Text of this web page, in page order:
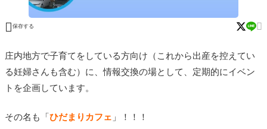
 保存する 
庄内地方で子育てをしている方向け（これから出産を控えてい
る妊婦さんも含む）に、情報交換の場として、定期的にイベン
トを企画しています。
その名も「 ひだまりカフェ 」！！！